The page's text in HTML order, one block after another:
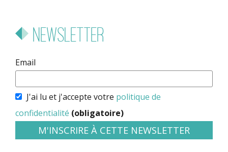
Newsletter
Email
J'ai lu et j'accepte votre politique de
confidentialité (obligatoire)